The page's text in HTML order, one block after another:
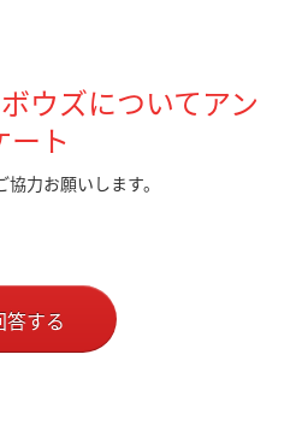
ウズについてアン
ート
力お願いします。
答する